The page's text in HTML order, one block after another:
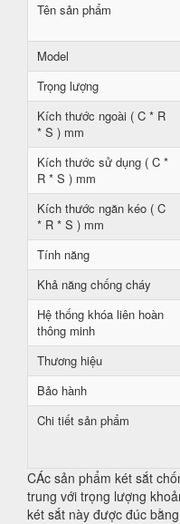
Tên sản phẩm
Model
Trọng lượng
Kích thước ngoài ( C * R
* S ) mm
Kích thước sử dụng ( C *
R * S ) mm
Kích thước ngăn kéo ( C
* R * S ) mm
Tính năng
Khả năng chống cháy
Hệ thống khóa liên hoàn
thông minh
Thương hiệu
Bảo hành
Chi tiết sản phẩm
CÁc sản phẩm két sắt
trung với trọng lượng
két sắt này được đúc